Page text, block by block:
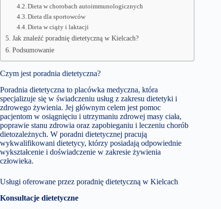
Dieta w chorobach autoimmunologicznych
Dieta dla sportowców
Dieta w ciąży i laktacji
Jak znaleźć poradnię dietetyczną w Kielcach?
Podsumowanie
Czym jest poradnia dietetyczna?
Poradnia dietetyczna to placówka medyczna, która
specjalizuje się w świadczeniu usług z zakresu dietetyki i
zdrowego żywienia. Jej głównym celem jest pomoc
pacjentom w osiągnięciu i utrzymaniu zdrowej masy ciała,
poprawie stanu zdrowia oraz zapobieganiu i leczeniu chorób
dietozależnych. W poradni dietetycznej pracują
wykwalifikowani dietetycy, którzy posiadają odpowiednie
wykształcenie i doświadczenie w zakresie żywienia
człowieka.
Usługi oferowane przez poradnię dietetyczną w Kielcach
Konsultacje dietetyczne